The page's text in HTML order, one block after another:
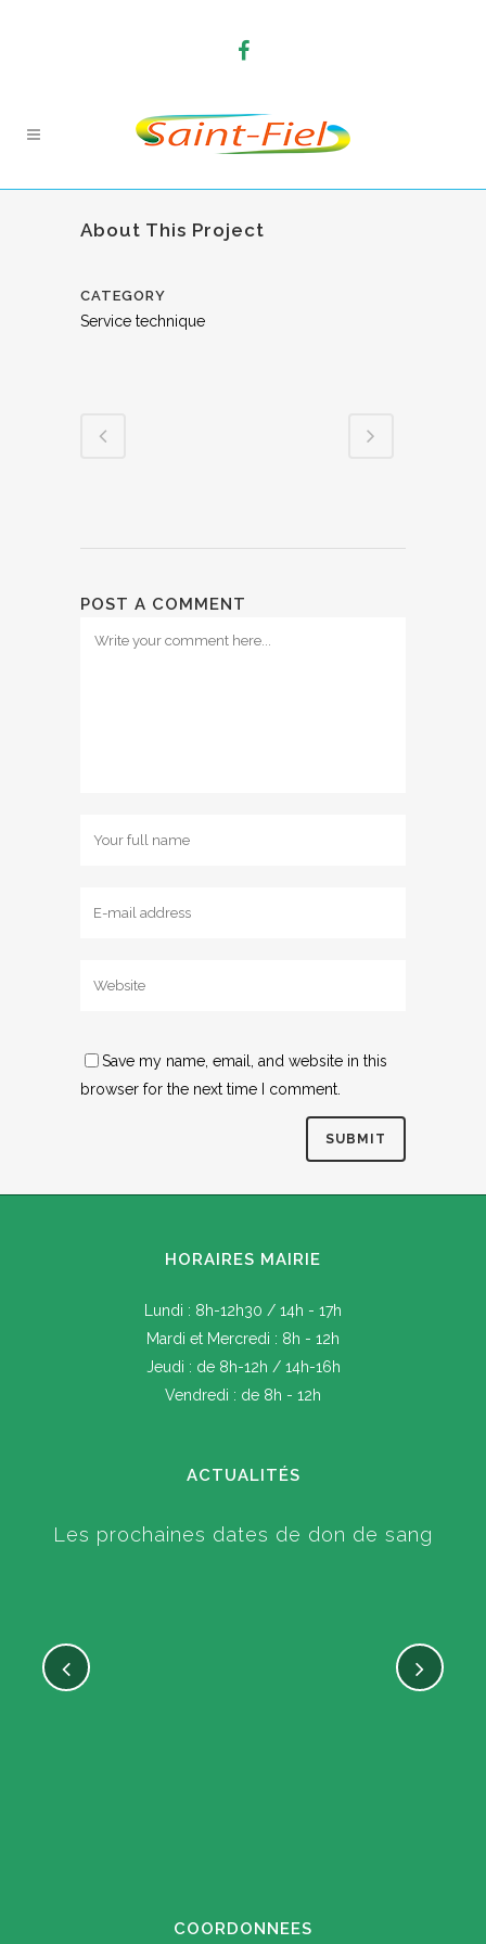
About This Project
CATEGORY
Service technique
POST A COMMENT
Save my name, email, and website in this
browser for the next time I comment.
HORAIRES MAIRIE
Lundi : 8h-12h30 / 14h - 17h
Mardi et Mercredi : 8h - 12h
Jeudi : de 8h-12h / 14h-16h
Vendredi : de 8h - 12h
ACTUALITÉS
Les prochaines dates de don de sang
COORDONNEES